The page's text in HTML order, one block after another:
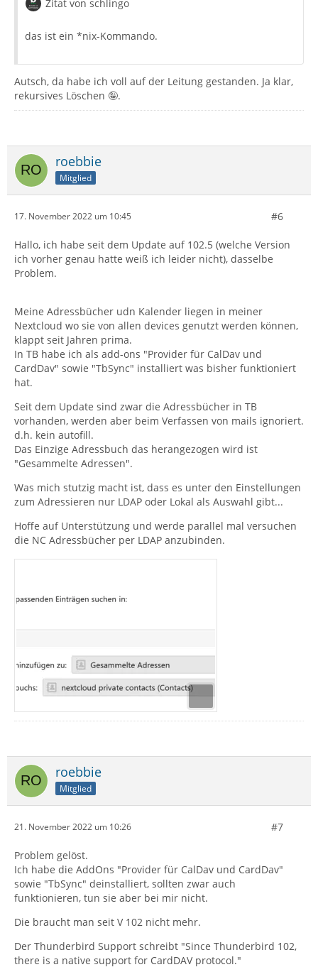
Zitat von schlingo
das ist ein *nix-Kommando.
Autsch, da habe ich voll auf der Leitung gestanden. Ja klar,
rekursives Löschen 🤪.
roebbie
Mitglied
17. November 2022 um 10:45 #6
Hallo, ich habe seit dem Update auf 102.5 (welche Version
ich vorher genau hatte weiß ich leider nicht), dasselbe
Problem.
Meine Adressbücher udn Kalender liegen in meiner
Nextcloud wo sie von allen devices genutzt werden können,
klappt seit Jahren prima.
In TB habe ich als add-ons "Provider für CalDav und
CardDav" sowie "TbSync" installiert was bisher funktioniert
hat.
Seit dem Update sind zwar die Adressbücher in TB
vorhanden, werden aber beim Verfassen von mails ignoriert.
d.h. kein autofill.
Das Einzige Adressbuch das herangezogen wird ist
"Gesammelte Adressen".
Was mich stutzig macht ist, dass es unter den Einstellungen
zum Adressieren nur LDAP oder Lokal als Auswahl gibt...
Hoffe auf Unterstützung und werde parallel mal versuchen
die NC Adressbücher per LDAP anzubinden.
roebbie
Mitglied
21. November 2022 um 10:26 #7
Problem gelöst.
Ich habe die AddOns "Provider für CalDav und CardDav"
sowie "TbSync" deinstalliert, sollten zwar auch
funktionieren, tun sie aber bei mir nicht.
Die braucht man seit V 102 nicht mehr.
Der Thunderbird Support schreibt "Since Thunderbird 102,
there is a native support for CardDAV protocol."